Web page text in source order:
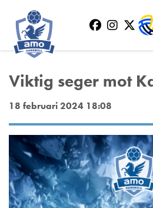
Viktig seger mot
18 februari 2024 18:08